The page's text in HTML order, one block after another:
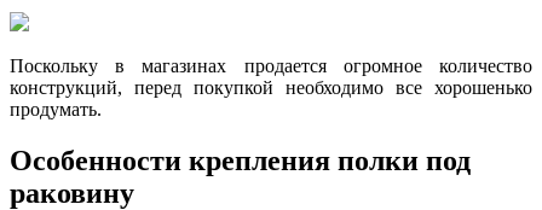
Поскольку в магазинах продается огромное количество
конструкций, перед покупкой необходимо все хорошенько
продумать.
Особенности крепления полки под
раковину